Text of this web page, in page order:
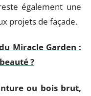
également une
projets de façade.
Miracle Garden :
?
ou bois brut,